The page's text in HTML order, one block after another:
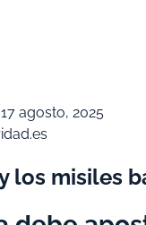
17 agosto, 2025
los misiles